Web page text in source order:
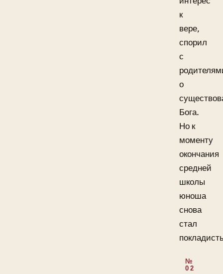
к
вере,
спорил
с
о
Бога.
Но к
моменту
окончания
средней
школы
юноша
снова
стал